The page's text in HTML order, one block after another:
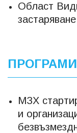
Област
МЗХ
и